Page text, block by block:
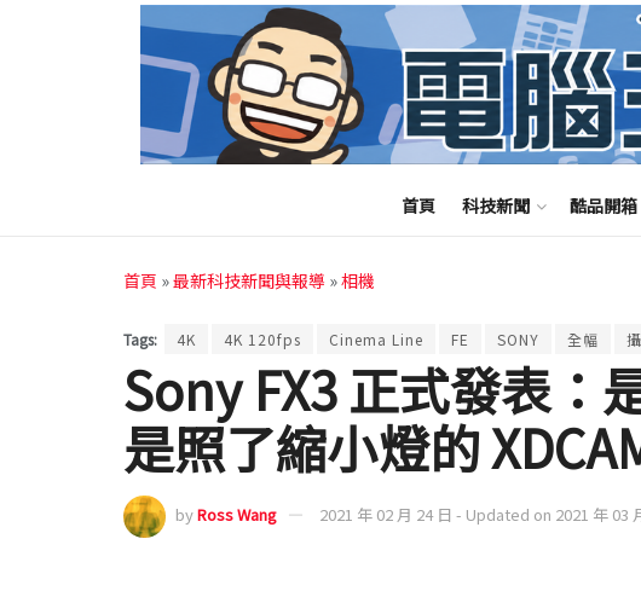
首頁 科技新聞 酷品開箱
首頁 »最新科技新聞與報導 »相機
Tags: 4K 4K 120fps Cinema Line FE SONY 全幅
Sony FX3 正式發表：
是照了縮小燈的
byRoss Wang 2021 年 02 月 24 日 - Updated on 2021 年 03